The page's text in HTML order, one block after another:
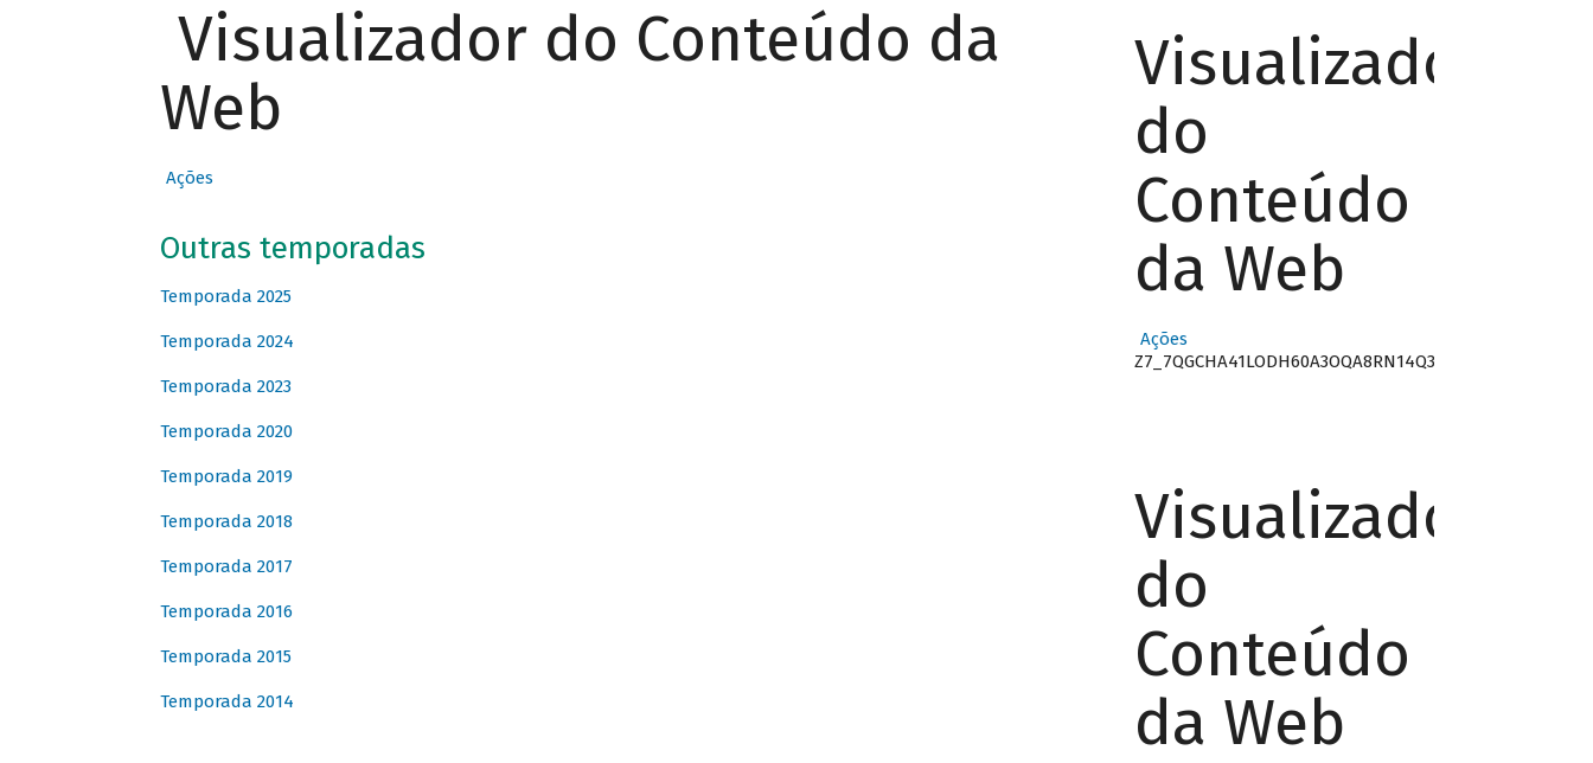
Visualizador do Conteúdo da
Web
Ações
Outras temporadas
Temporada 2025
Temporada 2024
Temporada 2023
Temporada 2020
Temporada 2019
Temporada 2018
Temporada 2017
Temporada 2016
Temporada 2015
Temporada 2014
Visualizador
do
Conteúdo
da Web
Ações
Z7_7QGCHA41LODH60A3OQA8RN14Q3
Visualizador
do
Conteúdo
da Web